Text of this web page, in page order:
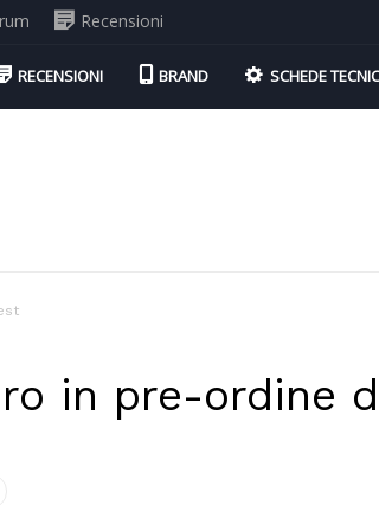
Recensioni
RECENSIONI BRAND SCHEDE
in pre-ordine